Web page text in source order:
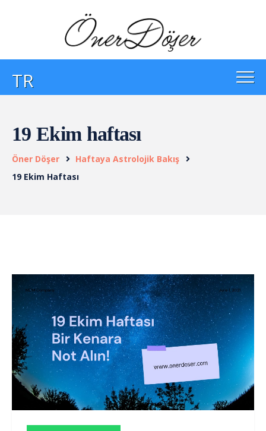
TR
19 Ekim haftası
Öner Döşer
Haftaya Astrolojik Bakış
19 Ekim Haftası